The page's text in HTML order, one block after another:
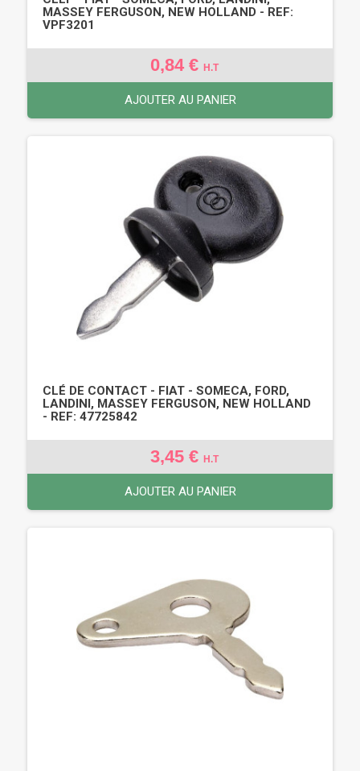
MASSEY FERGUSON, NEW HOLLAND - REF:
VPF3201
0,84 € H.T
AJOUTER AU PANIER
CLÉ DE CONTACT - FIAT - SOMECA, FORD,
LANDINI, MASSEY FERGUSON, NEW HOLLAND
- REF: 47725842
3,45 € H.T
AJOUTER AU PANIER